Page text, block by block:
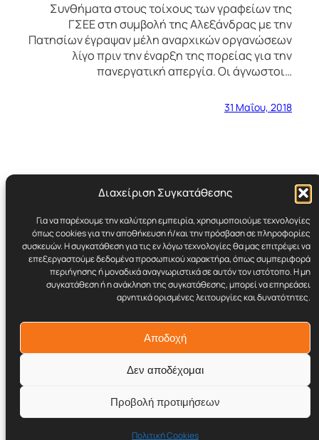
Διαχείριση Συγκατάθεσης
Για να παρέχουμε την καλύτερη εμπειρία, χρησιμοποιούμε τεχνολογίες
όπως cookies για την αποθήκευση ή/και την πρόσβαση σε πληροφορίες
συσκευών. Η συγκατάθεση για τις εν λόγω τεχνολογίες θα μας επιτρέψει να
επεξεργαστούμε δεδομένα προσωπικού χαρακτήρα, όπως συμπεριφορά
περιήγησης ή μοναδικά αναγνωριστικά σε αυτόν τον ιστότοπο. Η μη
συγκατάθεση ή η ανάκληση της συγκατάθεσης, μπορεί να επηρεάσει
αρνητικά ορισμένες λειτουργίες και δυνατότητες.
Αποδοχή
Δεν αποδέχομαι
Προβολή προτιμήσεων
Πολιτική Cookies
Συνθήματα στους τοίχους των γραφείων της
ΓΣΕΕ στη συμβολή της Αλεξάνδρας με την
Πατησίων έγραψαν μέλη αναρχικών οργανώσεων
λίγο πριν την έναρξη της πορείας για την
πανεργατική απεργία. Οι άγνωστοι…
31 Μαΐου, 2018
Cynicult.gr
Retro | Humor | Underground Stuff
© 2017–2026 Cynicult.gr
Twenty Twenty-Five Σχεδιασμένο με το